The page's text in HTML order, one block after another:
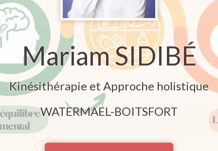
Mariam SIDIBÉ
Kinésithérapie et Approche holistique
WATERMAEL-BOITSFORT